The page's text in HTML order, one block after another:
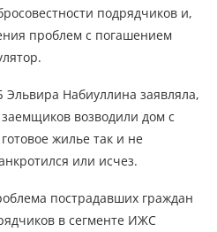
подрядчиков и,
проблем с погашением
Эльвира Набиуллина заявляла,
возводили дом с
жилье так и не
или исчез.
пострадавших граждан
в сегменте ИЖС